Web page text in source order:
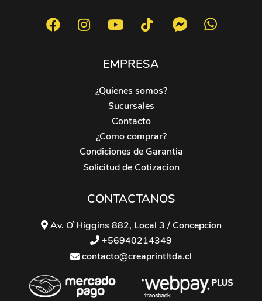
EMPRESA
¿Quienes somos?
Sucursales
Contacto
¿Como comprar?
Condiciones de Garantia
Solicitud de Cotizacion
CONTACTANOS
Av. O`Higgins 882, Local 3 / Concepcion
+56940214349
contacto@creaprintltda.cl